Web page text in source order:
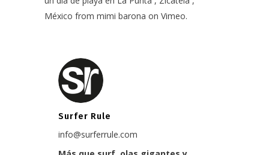
México from mimi barona on Vimeo.
Surfer Rule
info@surferrule.com